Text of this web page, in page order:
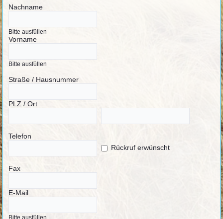
Nachname
Bitte ausfüllen
Vorname
Bitte ausfüllen
Straße / Hausnummer
PLZ / Ort
Telefon
Rückruf erwünscht
Fax
E-Mail
Bitte ausfüllen